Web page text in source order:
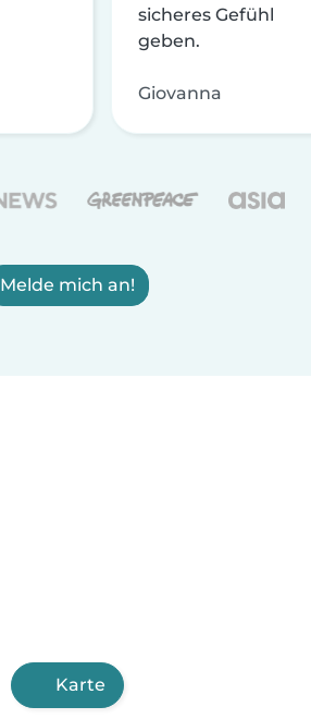
sicheres Gefühl
geben.
Giovanna
Melde mich an!
Karte